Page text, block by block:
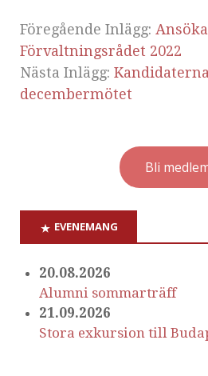
Föregående Inlägg:
Förvaltningsrådet 2022
Nästa Inlägg:
decembermötet
Bli
EVENEMANG
20.08.2026
Alumni sommarträff
21.09.2026
Stora exkursion till